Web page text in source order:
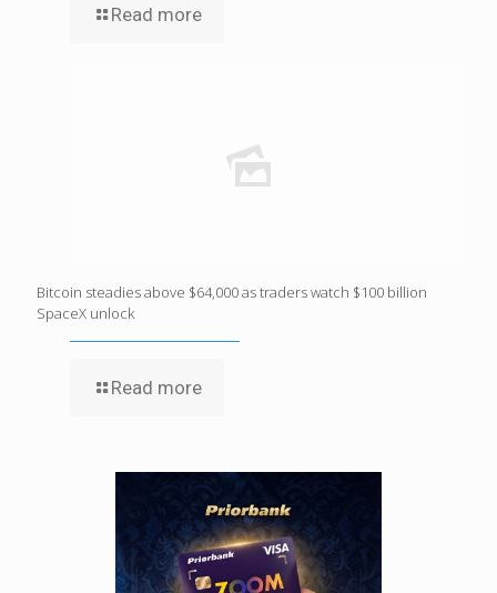
Read more
Bitcoin steadies above $64,000 as traders watch $100 billion
SpaceX unlock
Read more